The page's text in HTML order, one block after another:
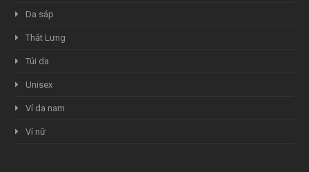
Da sáp
Thắt Lưng
Túi da
Unisex
Ví da nam
Ví nữ